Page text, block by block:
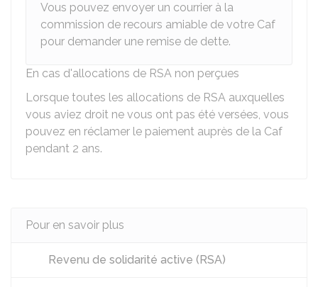
Vous pouvez envoyer un courrier à la
commission de recours amiable de votre Caf
pour demander une remise de dette.
En cas d'allocations de RSA non perçues
Lorsque toutes les allocations de RSA auxquelles
vous aviez droit ne vous ont pas été versées, vous
pouvez en réclamer le paiement auprès de la Caf
pendant 2 ans.
Pour en savoir plus
Revenu de solidarité active (RSA)